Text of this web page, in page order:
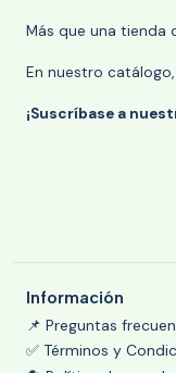
Más que una tienda
En nuestro
¡Suscríbase a
Información
📌 Preguntas
✅ Términos y